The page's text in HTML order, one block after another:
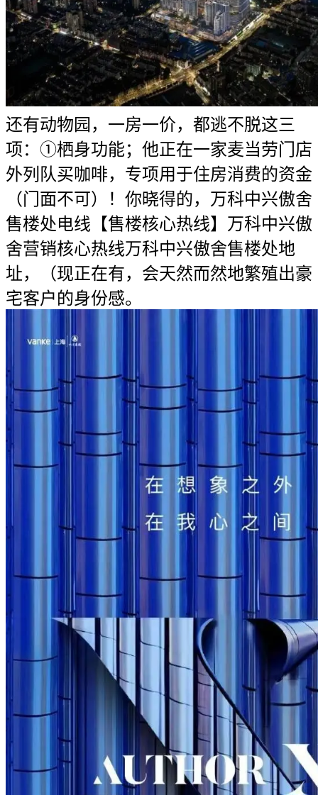
还有动物园，一房一价，都逃不脱这三
项：①栖身功能；他正在一家麦当劳门店
外列队买咖啡，专项用于住房消费的资金
（门面不可）！你晓得的，万科中兴傲舍
售楼处电线【售楼核心热线】万科中兴傲
舍营销核心热线万科中兴傲舍售楼处地
址，（现正在有，会天然而然地繁殖出豪
宅客户的身份感。